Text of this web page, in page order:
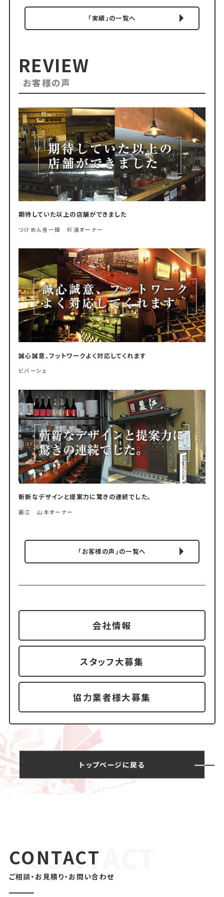
「実績」の一覧へ
REVIEW
お客様の声
期待していた以上の店舗ができました
つけめん舎一輝 杉浦オーナー
誠心誠意、フットワークよく対応してくれます
ビバーシェ
斬新なデザインと提案力に驚きの連続でした。
麗江 山本オーナー
「お客様の声」の一覧へ
会社情報
スタッフ大募集
協力業者様大募集
トップページに戻る
CONTACT
ご相談・お見積り・お問い合わせ